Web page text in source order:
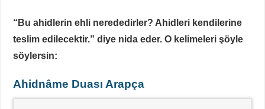
“Bu ahidlerin ehli nerededirler? Ahidleri kendilerine
teslim edilecektir.” diye nida eder. O kelimeleri şöyle
söylersin:
Ahidnâme Duası Arapça